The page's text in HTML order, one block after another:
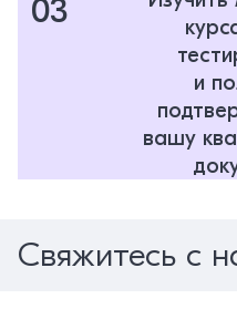
03
и
вашу
Свяжитесь с